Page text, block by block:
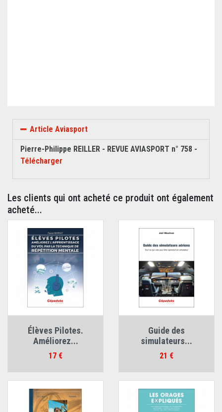
Article Aviasport
Pierre-Philippe REILLER - REVUE AVIASPORT n° 758 -
Télécharger
Les clients qui ont acheté ce produit ont également
acheté...
Élèves Pilotes.
Améliorez...
Prix
17 €
Guide des
simulateurs...
Prix
21 €